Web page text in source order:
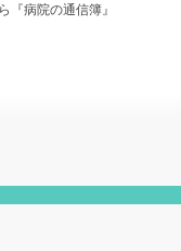
『病院の通信簿』